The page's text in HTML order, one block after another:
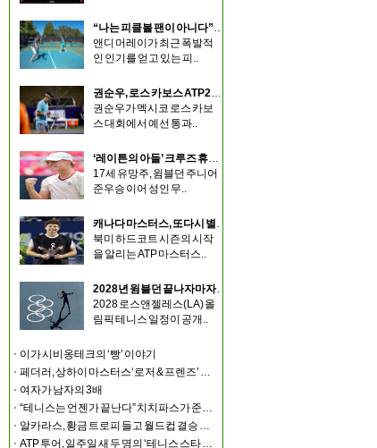
“나는 피클볼 팬이 아니다”…앤디 머레이가 말한 피클볼의 장단점
앤디 머레이가 최근 폭발적
인 인기를 얻고 있는 피..
권순우, 로스 카보스 ATP250 본선 진출…10주년 무대에서 다시 도약 노린다
권순우가 멕시코 로스 카보
스 대회에서 예선 통과..
‘레이튼의 아들’ 크루즈 휴이트, 두 번의 행운 잡고 워싱턴 ATP 본선 첫 진출
17세 유망주, 윔블던 주니어
준우승 이어 성인 무..
캐나다 마스터스, 또다시 별들의 외면… 시너·알카라스·조코비치 모두 불참
북미 하드코트 시즌의 시작
을 알리는 ATP 마스터스..
2028년 윔블던 끝나자마자 LA 올림픽… 선수들 ‘강행군’ 불가피
2028 로스앤젤레스(LA) 올
림픽 테니스 일정이 공개..
이가 시비옹테크의 ‘빵’ 이야기
페더러, 상하이 마스터스‘로저 & 프렌즈’ 출전
여자가 남자의 3배
“테니스는 언젠가 끝난다” 치치파스가 준비하는 또 하나는?
알카라스, 황금 트로피 들고 월드컵 결승 경기장에 나타나
ATP 투어, 일주일 새 두 명의 ‘테니스 스타 결혼식’ 화제